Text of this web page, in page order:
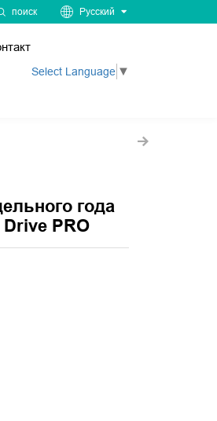
поиск Русский
Select Language ▼
года
PRO